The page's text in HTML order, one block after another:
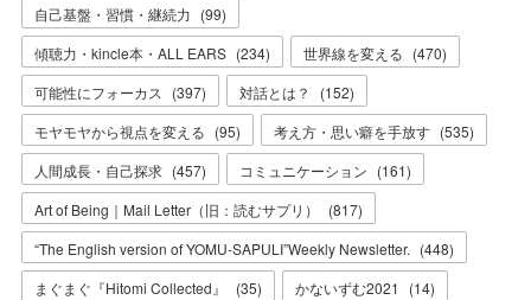
自己基盤・習慣・継続力 (99)
傾聴力・kincle本・ALL EARS (234) 世界線を変える (470)
可能性にフォーカス
(397) 対話とは？ (152)
モヤモヤから視点を変える (95) 考え方・思い癖を手放す (535)
人間成長・自己探求 (457) コミュニケーション (161)
Art of Being｜Mail Letter（旧：読むサプリ）
(817)
“The English version of YOMU-SAPULI”Weekly Newsletter. (448)
まぐまぐ『Hitomi Collected』
(35) かないずむ2021 (14)